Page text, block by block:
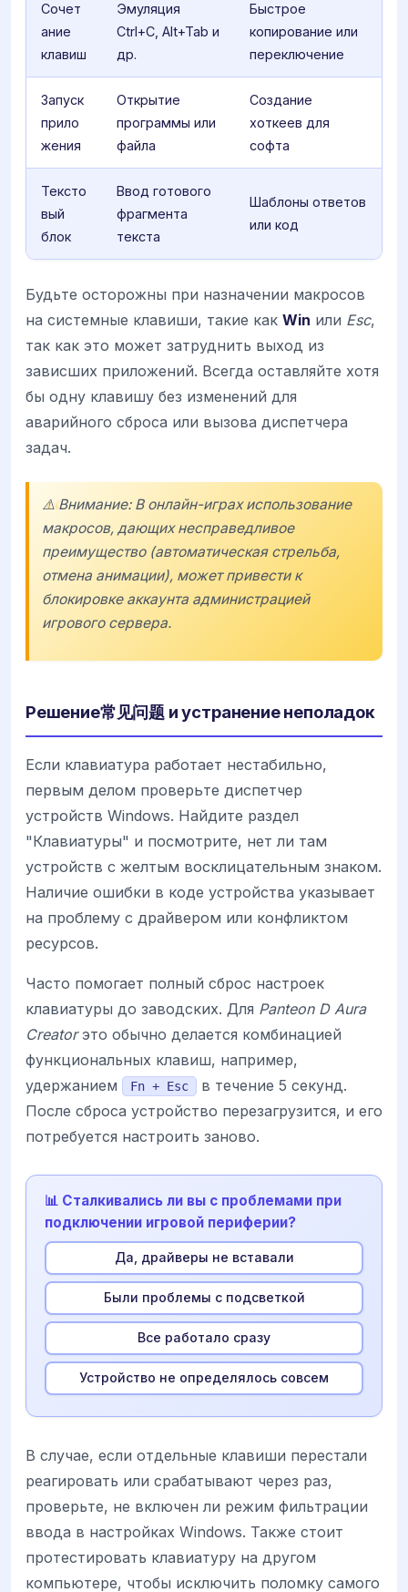
Сочет
ание
клавиш
Эмуляция
Ctrl+C, Alt+Tab и
др.
Быстрое
копирование или
переключение
Запуск
прило
жения
Открытие
программы или
файла
Создание
хоткеев для
софта
Тексто
вый
блок
Ввод готового
фрагмента
текста
Шаблоны ответов
или код
Будьте осторожны при назначении макросов
на системные клавиши, такие как Win или Esc,
так как это может затруднить выход из
зависших приложений. Всегда оставляйте хотя
бы одну клавишу без изменений для
аварийного сброса или вызова диспетчера
задач.
⚠️ Внимание: В онлайн-играх использование
макросов, дающих несправедливое
преимущество (автоматическая стрельба,
отмена анимации), может привести к
блокировке аккаунта администрацией
игрового сервера.
Решение常见问题 и устранение неполадок
Если клавиатура работает нестабильно,
первым делом проверьте диспетчер
устройств Windows. Найдите раздел
"Клавиатуры" и посмотрите, нет ли там
устройств с желтым восклицательным знаком.
Наличие ошибки в коде устройства указывает
на проблему с драйвером или конфликтом
ресурсов.
Часто помогает полный сброс настроек
клавиатуры до заводских. Для Panteon D Aura
Creatorэто обычно делается комбинацией
функциональных клавиш, например,
удержанием
Fn + Esc
в течение 5 секунд.
После сброса устройство перезагрузится, и его
потребуется настроить заново.
📊 Сталкивались ли вы с проблемами при
подключении игровой периферии?
Да, драйверы не вставали
Были проблемы с подсветкой
Все работало сразу
Устройство не определялось совсем
В случае, если отдельные клавиши перестали
реагировать или срабатывают через раз,
проверьте, не включен ли режим фильтрации
ввода в настройках Windows. Также стоит
протестировать клавиатуру на другом
компьютере, чтобы исключить поломку самого